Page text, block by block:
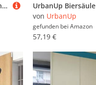
Schiebetür Komplettset Beschlagsatz für Scheunentore mit Sanftem Schließmechanismus, Schiebetürschiene für Einzelne Schiebetüren, Leises Scheunentor-Set(Silver,320cm/126.0in)
von UrbanUp
gefunden bei Amazon
57,19 €